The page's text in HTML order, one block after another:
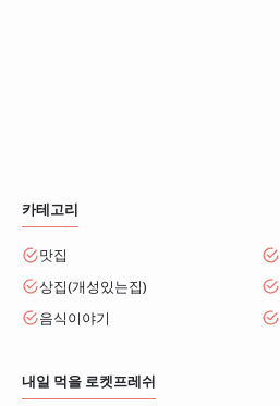
카테고리
맛집
상집(개성있는집)
음식이야기
내일 먹을 로켓프레쉬